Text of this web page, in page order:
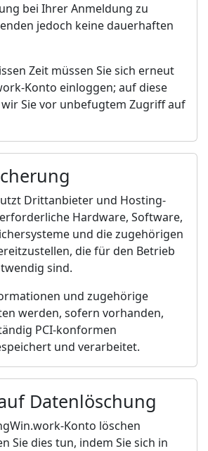
bei Ihrer Anmeldung zu
jedoch keine dauerhaften
Zeit müssen Sie sich erneut
Konto einloggen; auf diese
Sie vor unbefugtem Zugriff auf
Drittanbieter und Hosting-
Hardware, Software,
und die zugehörigen
die für den Betrieb
sind.
und zugehörige
werden, sofern vorhanden,
PCI-konformen
und verarbeitet.
Datenlöschung
Konto löschen
Sie dies tun, indem Sie sich in